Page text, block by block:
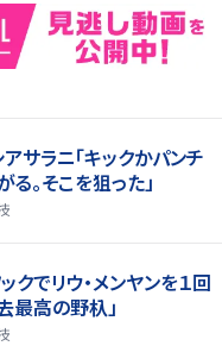
サラニ「キックかパンチ
。そこを狙った」
クでリウ・メンヤンを１回
最高の野杁」